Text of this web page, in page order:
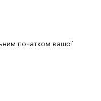
початком вашої